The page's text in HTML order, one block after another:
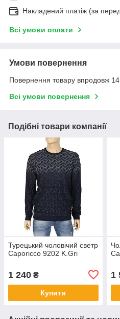
Накладений платіж (за
Всі умови оплати
Умови повернення
Повернення товару впродовж 14
Всі умови повернення
Подібні товари компанії
Турецький чоловічий светр
Caporicco 9202 K.Gri
1 240 ₴
Купити
1